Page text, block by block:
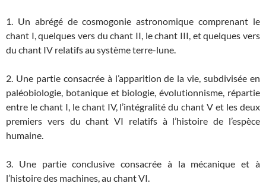
1. Un abrégé de cosmogonie astronomique comprenant le
chant I, quelques vers du chant II, le chant III, et quelques vers
du chant IV relatifs au système terre-lune.
2. Une partie consacrée à l’apparition de la vie, subdivisée en
paléobiologie, botanique et biologie, évolutionnisme, répartie
entre le chant I, le chant IV, l’intégralité du chant V et les deux
premiers vers du chant VI relatifs à l’histoire de l’espèce
humaine.
3. Une partie conclusive consacrée à la mécanique et à
l’histoire des machines, au chant VI.